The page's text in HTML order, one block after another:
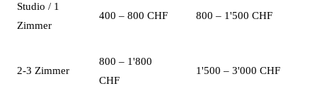
Studio / 1
Zimmer
400 – 800 CHF 800 – 1'500 CHF
2-3 Zimmer
800 – 1'800
CHF
1'500 – 3'000 CHF